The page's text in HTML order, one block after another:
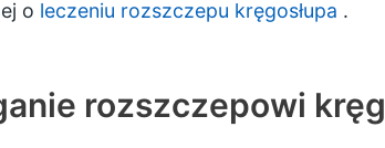
o leczeniu rozszczepu kręgosłupa .
rozszczepowi